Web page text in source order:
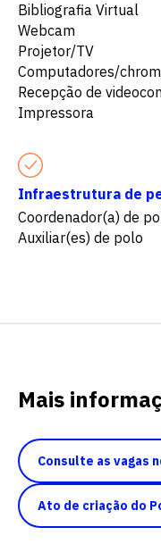
Bibliografia Virtual
Webcam
Projetor/TV
Computadores/
Recepção de
Impressora
Infraestrutura de
Coordenador(a) de
Auxiliar(es) de polo
Mais
Consulte as vagas
Ato de criação do